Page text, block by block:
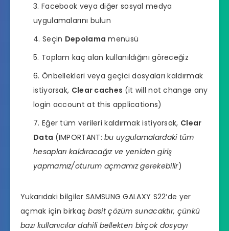
Facebook veya diğer sosyal medya
uygulamalarını bulun
Seçin Depolama menüsü
Toplam kaç alan kullanıldığını göreceğiz
Önbellekleri veya geçici dosyaları kaldırmak
istiyorsak, Clear caches (it will not change any
login account at this applications)
Eğer tüm verileri kaldırmak istiyorsak, Clear
Data (IMPORTANT:bu uygulamalardaki tüm
hesapları kaldıracağız ve yeniden giriş
yapmamız/oturum açmamız gerekebilir)
Yukarıdaki bilgiler SAMSUNG GALAXY S22‘de yer
açmak için birkaçbasit çözüm sunacaktır, çünkü
bazı kullanıcılar dahili bellekten birçok dosyayı